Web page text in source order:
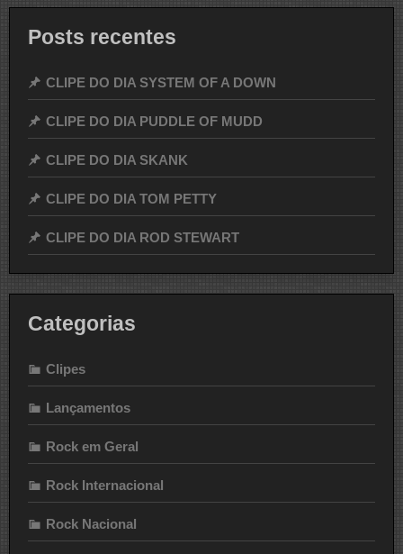
Posts recentes
CLIPE DO DIA SYSTEM OF A DOWN
CLIPE DO DIA PUDDLE OF MUDD
CLIPE DO DIA SKANK
CLIPE DO DIA TOM PETTY
CLIPE DO DIA ROD STEWART
Categorias
Clipes
Lançamentos
Rock em Geral
Rock Internacional
Rock Nacional